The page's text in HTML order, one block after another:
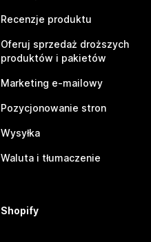
Recenzje produktu
Oferuj sprzedaż droższych
produktów i pakietów
Marketing e-mailowy
Pozycjonowanie stron
Wysyłka
Waluta i tłumaczenie
Shopify